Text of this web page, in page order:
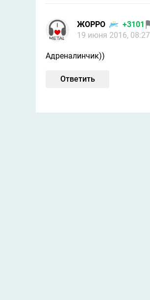
ЖОРРО
+3101
19 июня 2016, 08:27
Адреналинчик))
Ответить